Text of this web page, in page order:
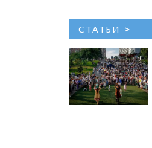
СТАТЬИ >